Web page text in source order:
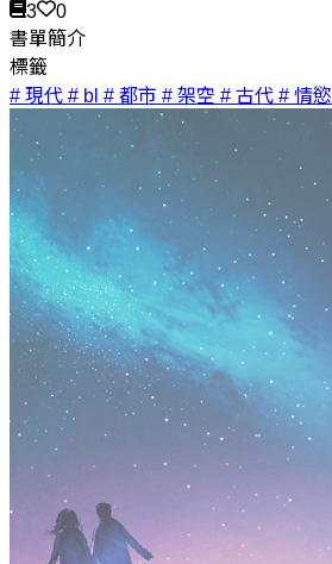
3
0
書單簡介
標籤
# 現代 # bl # 都市 # 架空 # 古代 # 情慾